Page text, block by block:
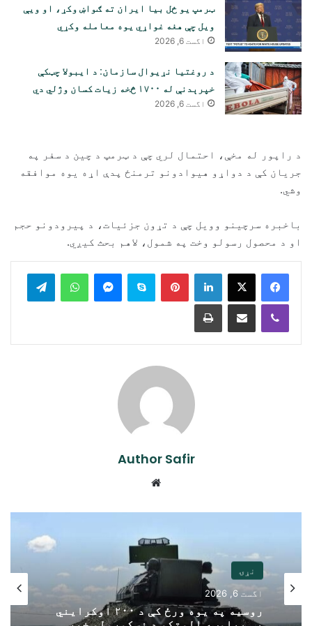
ټرمپ یو ځل بیا ایران ته ګواښ وکړ، او ویې
ویل چې هغه غواړي یوه معامله وکړي
اگست 6, 2026
د روغتیا نړیوال سازمان: د ایبولا چټکې
خپرېدنې له ۱۷۰۰ څخه زیات کسان وژلي دي
اگست 6, 2026
د راپور له مخې، احتمال لري چې د ټرمپ د چین د سفر په
جریان کې د دواړو هیوادونو ترمنځ پدې اړه یوه موافقه
وشي.
باخبره سرچینو وویل چې د تړون جزئیات، د پیرودونو حجم
او د محصول رسولو وخت په شمول، لاهم بحث کیږي.
LinkedIn
Pinterest
Skype
Messenger
WhatsApp
Viber
Share via Email
Print
Author Safir
نړۍ
اگست 6, 2026
روسیه په یوه ورځ کې د ۲۰۰ اوکرایني